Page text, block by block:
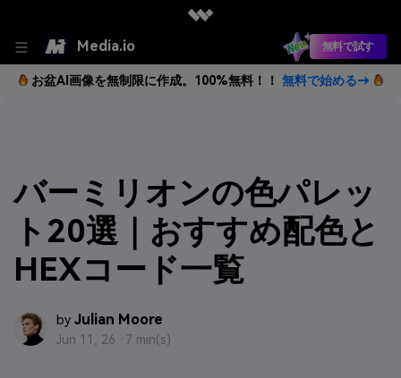
Media.io 無料で試す
お盆AI画像を無制限に作成。100%無料！！ 無料で始める→
バーミリオンの色パレッ
ト20選｜おすすめ配色と
HEXコード一覧
by Julian Moore
Jun 11, 26 · 7 min(s)